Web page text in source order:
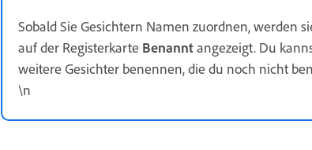
Sobald Sie Gesichtern Namen zuordnen, werden
auf der Registerkarte Benanntangezeigt. Du
weitere Gesichter benennen, die du noch nicht
\n